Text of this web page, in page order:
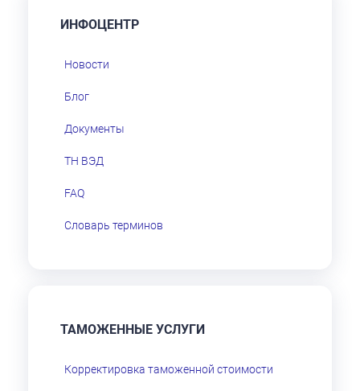
ИНФОЦЕНТР
Новости
Блог
Документы
ТН ВЭД
FAQ
Словарь терминов
ТАМОЖЕННЫЕ УСЛУГИ
Корректировка таможенной стоимости